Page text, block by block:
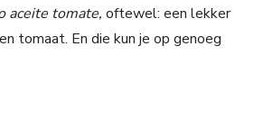
aceite tomate, oftewel: een lekker
tomaat. En die kun je op genoeg